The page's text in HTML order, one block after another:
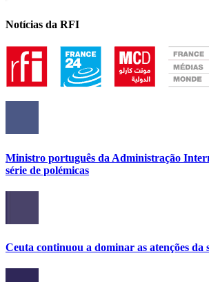
Notícias da RFI
Ministro português da Administração
série de polémicas
Ceuta continuou a dominar as atenções da